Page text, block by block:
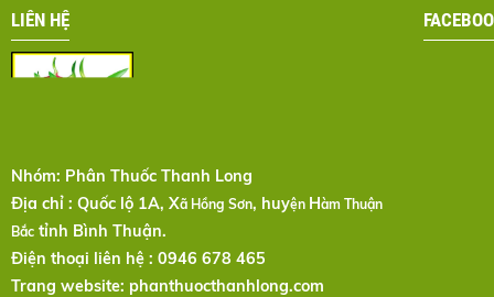
LIÊN HỆ
Nhóm: Phân Thuốc Thanh Long
Địa chỉ : Quốc lộ 1A, Xã Hồng Sơn, huyện Hàm Thuận
Bắc tỉnh Bình Thuận.
Điện thoại liên hệ : 0946 678 465
Trang website: phanthuocthanhlong.com